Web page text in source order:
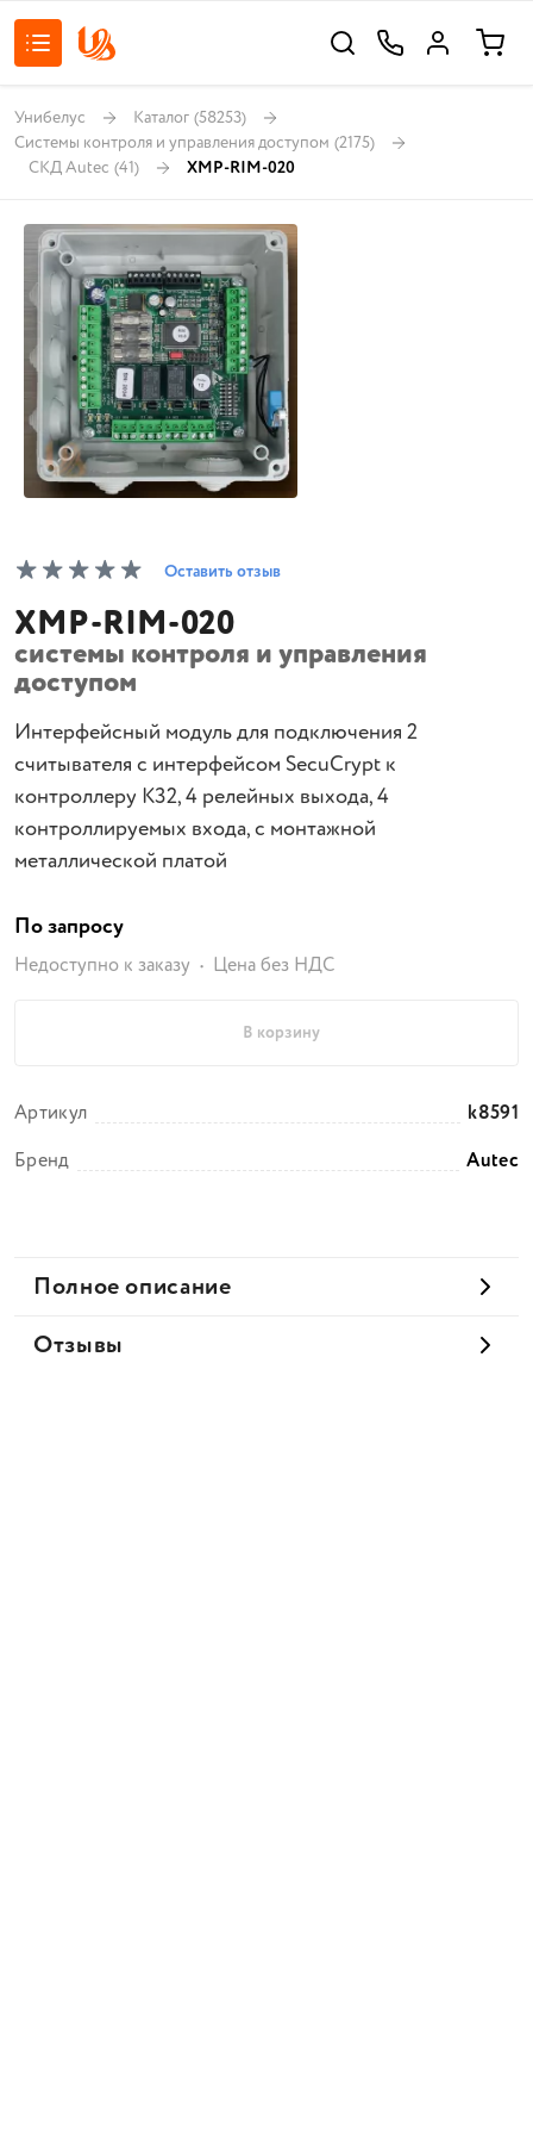
Унибелус Каталог (58253)
Системы контроля и управления доступом (2175)
СКД Autec (41) XMP-RIM-020
Оставить отзыв
XMP-RIM-020
системы контроля и управления
доступом
Интерфейсный модуль для подключения 2
считывателя с интерфейсом SecuCrypt к
контроллеру К32, 4 релейных выхода, 4
контроллируемых входа, с монтажной
металлической платой
По запросу
Недоступно к заказу Цена без НДС
В корзину
Артикул
k8591
Бренд
Autec
Полное описание
Отзывы